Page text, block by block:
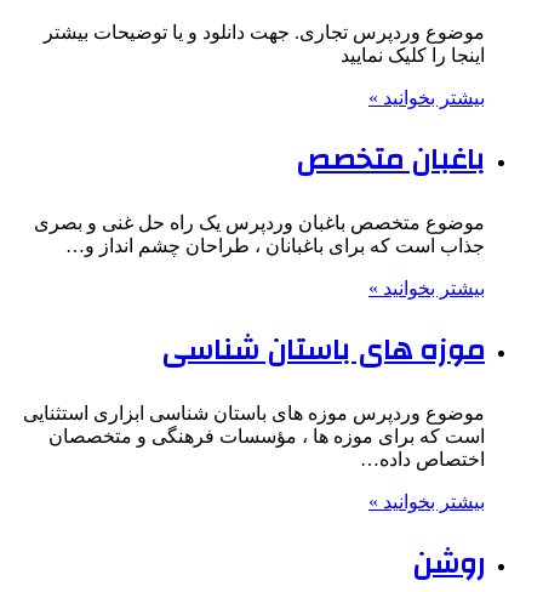
موضوع وردپرس تجاری. جهت دانلود و یا توضیحات بیشتر
اینجا را کلیک نمایید
بیشتر بخوانید »
باغبان متخصص
موضوع متخصص باغبان وردپرس یک راه حل غنی و بصری
جذاب است که برای باغبانان ، طراحان چشم انداز و…
بیشتر بخوانید »
موزه های باستان شناسی
موضوع وردپرس موزه های باستان شناسی ابزاری استثنایی
است که برای موزه ها ، مؤسسات فرهنگی و متخصصان
اختصاص داده…
بیشتر بخوانید »
روشن